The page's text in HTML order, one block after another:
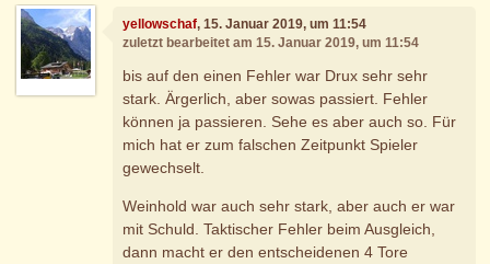
yellowschaf, 15. Januar 2019, um 11:54
zuletzt bearbeitet am 15. Januar 2019, um 11:54
bis auf den einen Fehler war Drux sehr sehr
stark. Ärgerlich, aber sowas passiert. Fehler
können ja passieren. Sehe es aber auch so. Für
mich hat er zum falschen Zeitpunkt Spieler
gewechselt.
Weinhold war auch sehr stark, aber auch er war
mit Schuld. Taktischer Fehler beim Ausgleich,
dann macht er den entscheidenen 4 Tore